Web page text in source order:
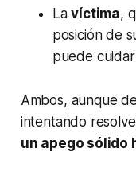
Lavíctima,
posición de
puede
Ambos, aunque
intentando
un apego sólido